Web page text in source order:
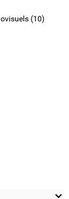
(10)